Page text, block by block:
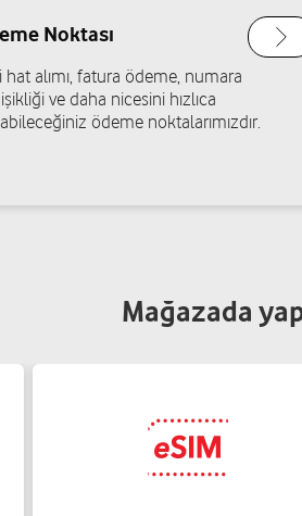
Mercan
İzmir
Mehmet Ekrem Turğut
İzmir
Noktası
hat alımı, fatura ödeme, numara
ve daha nicesini hızlıca
ödeme noktalarımızdır.
Mağazada